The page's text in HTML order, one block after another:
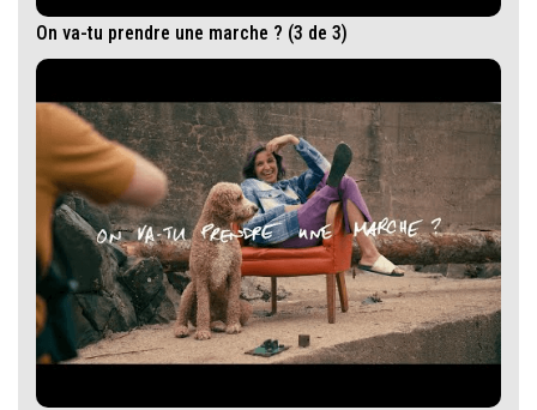
On va-tu prendre une marche ? (3 de 3)